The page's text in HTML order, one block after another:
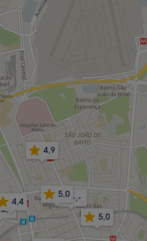
4,9
5,0
-,-
5,0
4,4
5,0